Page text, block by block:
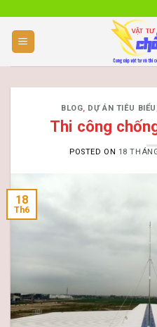
content
BLOG, DỰ ÁN TIÊU BIỂU
Thi công
POSTED ON 18
18
Th6